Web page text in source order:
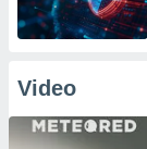
Video